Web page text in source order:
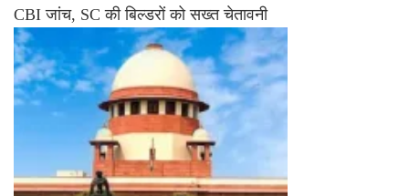
CBI जांच, SC की बिल्डरों को सख्त चेतावनी